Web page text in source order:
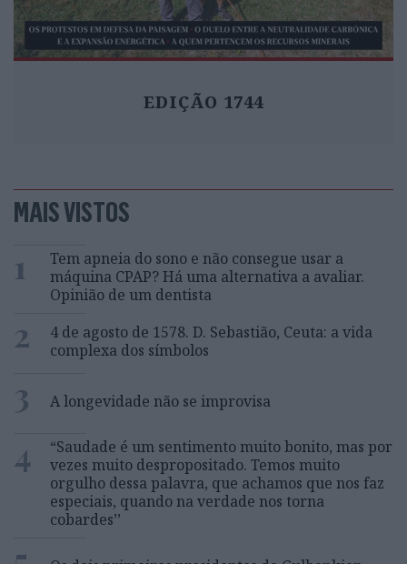
EDIÇÃO 1744
MAIS VISTOS
1
Tem apneia do sono e não consegue usar a
máquina CPAP? Há uma alternativa a avaliar.
Opinião de um dentista
2
4 de agosto de 1578. D. Sebastião, Ceuta: a vida
complexa dos símbolos
3 A longevidade não se improvisa
4
“Saudade é um sentimento muito bonito, mas por
vezes muito despropositado. Temos muito
orgulho dessa palavra, que achamos que nos faz
especiais, quando na verdade nos torna
cobardes’’